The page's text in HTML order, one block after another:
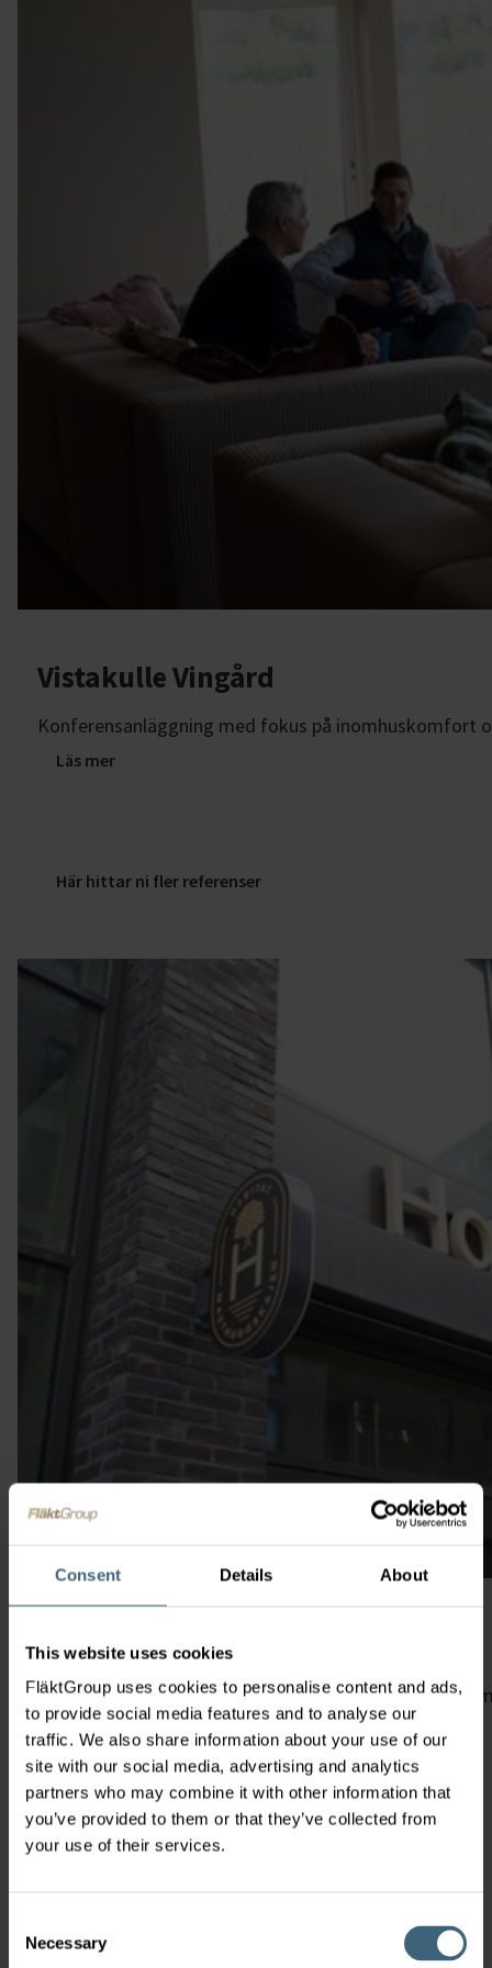
Consent Details About
This website uses cookies
FläktGroup uses cookies to personalise content and ads,
to provide social media features and to analyse our
traffic. We also share information about your use of our
site with our social media, advertising and analytics
partners who may combine it with other information that
you’ve provided to them or that they’ve collected from
your use of their services.
Selection
Necessary
Vistakulle Vingård
Konferensanläggning med fokus på inomhuskomfort
Läs mer
Här hittar ni fler referenser
Habitat 7
Habitat 7 är en modern kontorsbyggnad som är
och flexibilitet.
Läs mer